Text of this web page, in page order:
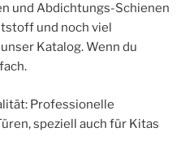
und Abdichtungs-Schienen
und noch viel
Katalog. Wenn du
Professionelle
speziell auch für Kitas